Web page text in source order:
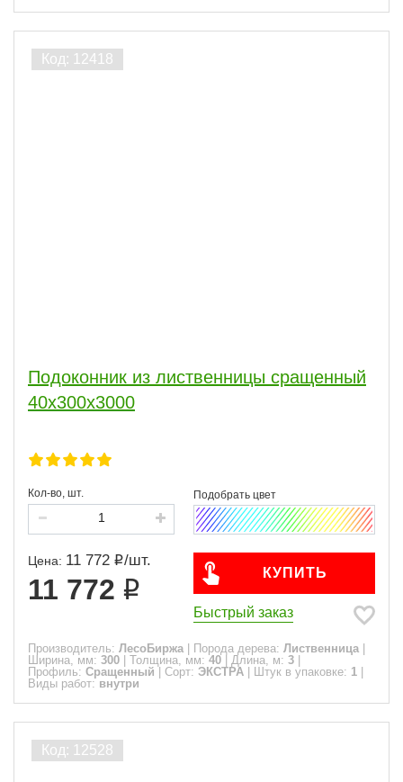
Подоконник из лиственницы сращенный
40х300х3000
Кол-во, шт.
Цена: 11 772 /шт.
11 772
КУПИТЬ
Быстрый заказ
Производитель: ЛесоБиржа Порода дерева: Лиственница
Ширина, мм: 300 Толщина, мм: 40 Длина, м: 3
Профиль: Сращенный Сорт: ЭКСТРА Штук в упаковке: 1
Виды работ: внутри